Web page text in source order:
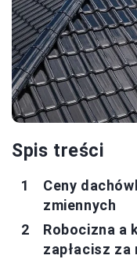
Spis treści
Ceny
zmiennych
Robocizna a
zapłacisz